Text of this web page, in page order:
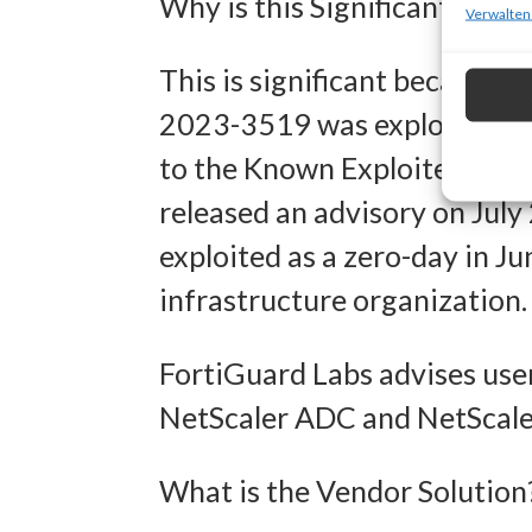
This is significant because
2023-3519 was exploited
to the Known Exploited
released an advisory on
exploited as a zero-day in
infrastructure organization.
FortiGuard Labs advises
NetScaler ADC and
What is the Vendor